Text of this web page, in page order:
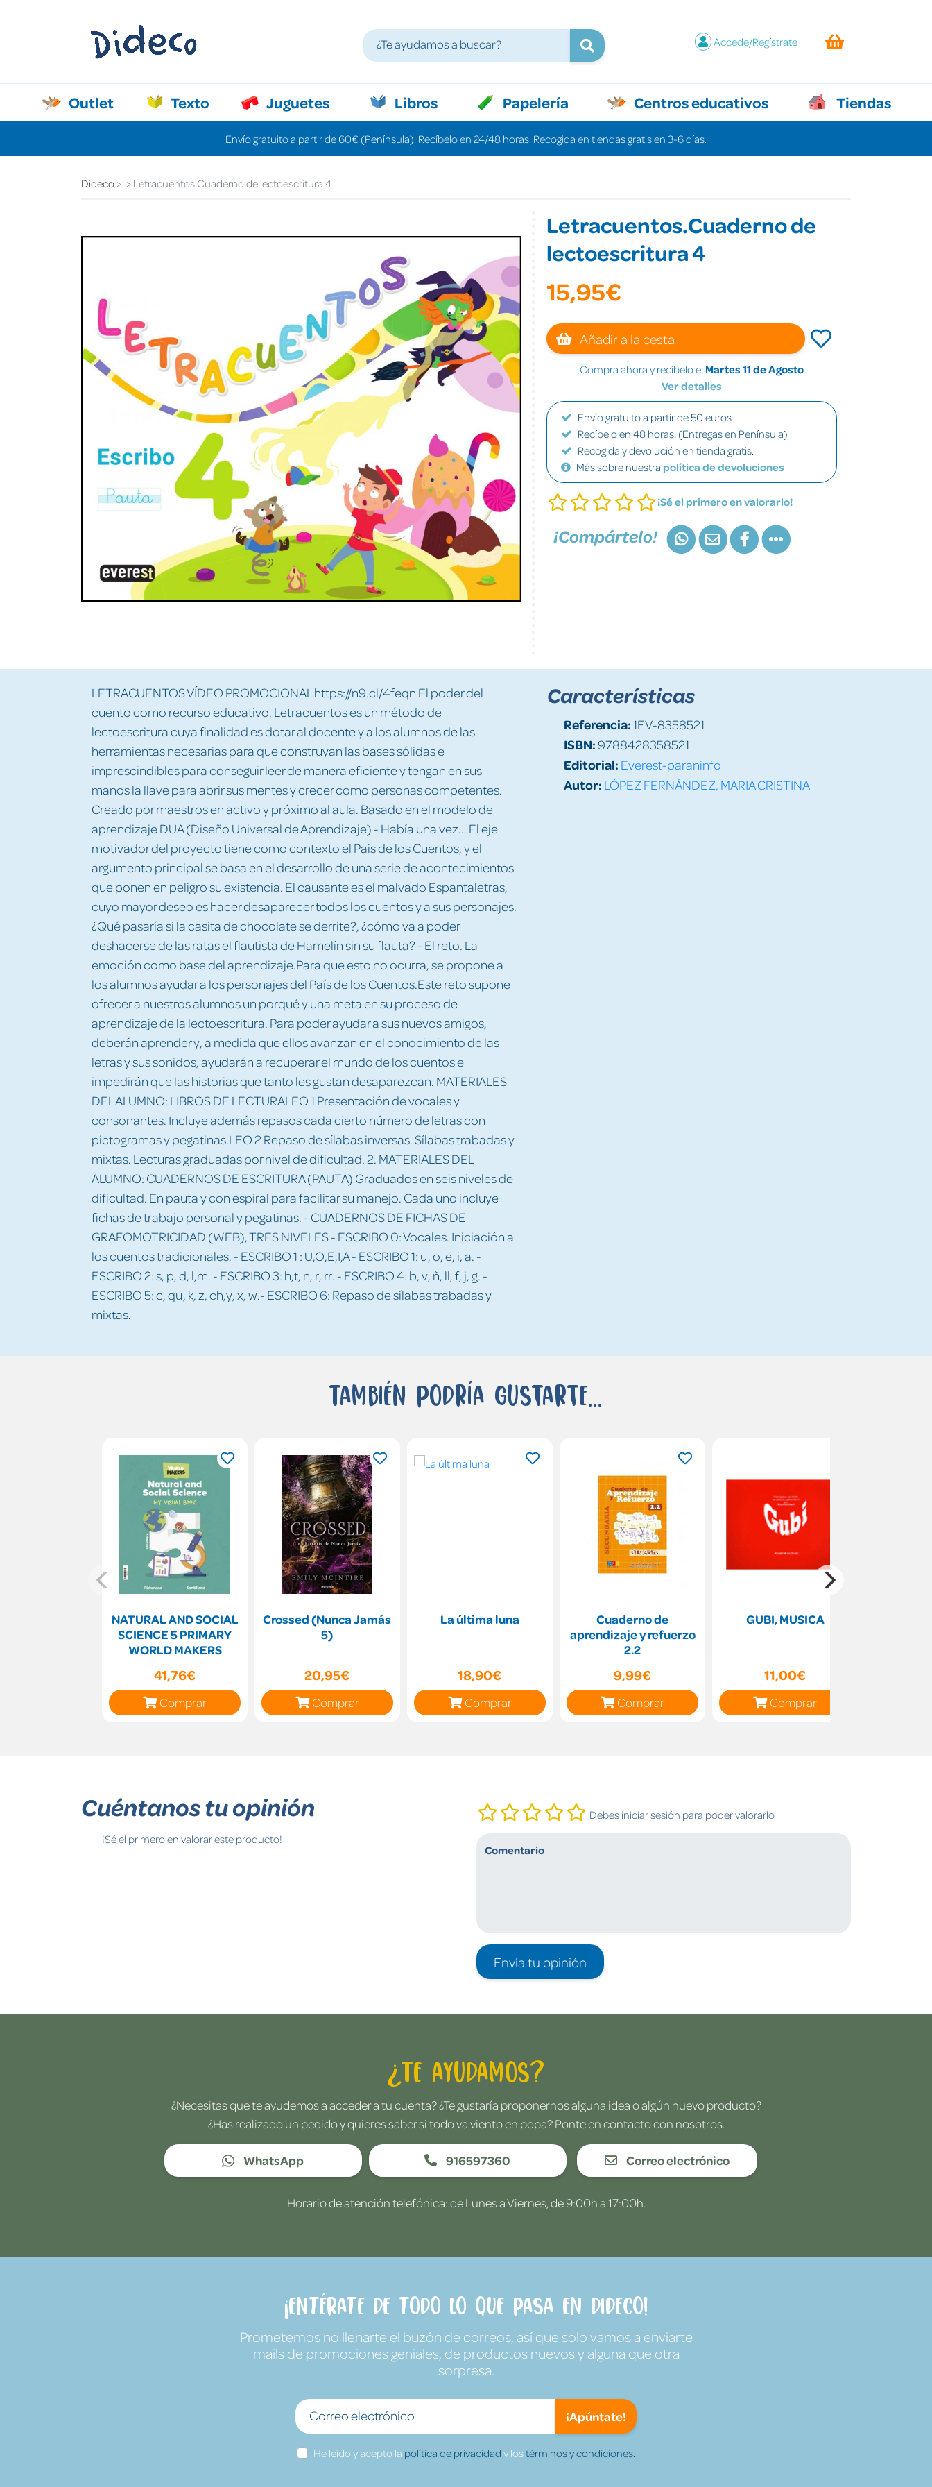
Accede/Regístrate
Outlet Texto Juguetes Libros Papelería Centros educativos Tiendas
Envío gratuito a partir de 60€ (Península). Recíbelo en 24/48 horas. Recogida en tiendas gratis en 3-6 días.
Dideco Letracuentos.Cuaderno de lectoescritura 4
Letracuentos.Cuaderno de
lectoescritura 4
15,95€
Añadir a la cesta
Compra ahora y recíbelo el Martes 11 de Agosto
Ver detalles
Envío gratuito a partir de 50 euros.
Recíbelo en 48 horas. (Entregas en Península)
Recogida y devolución en tienda gratis.
Más sobre nuestra política de devoluciones
¡Sé el primero en valorarlo!
¡Compártelo!
LETRACUENTOS VÍDEO PROMOCIONAL https://n9.cl/4feqn El poder del
cuento como recurso educativo. Letracuentos es un método de
lectoescritura cuya finalidad es dotar al docente y a los alumnos de las
herramientas necesarias para que construyan las bases sólidas e
imprescindibles para conseguir leer de manera eficiente y tengan en sus
manos la llave para abrir sus mentes y crecer como personas competentes.
Creado por maestros en activo y próximo al aula. Basado en el modelo de
aprendizaje DUA (Diseño Universal de Aprendizaje) - Había una vez... El eje
motivador del proyecto tiene como contexto el País de los Cuentos, y el
argumento principal se basa en el desarrollo de una serie de acontecimientos
que ponen en peligro su existencia. El causante es el malvado Espantaletras,
cuyo mayor deseo es hacer desaparecer todos los cuentos y a sus personajes.
¿Qué pasaría si la casita de chocolate se derrite?, ¿cómo va a poder
deshacerse de las ratas el flautista de Hamelín sin su flauta? - El reto. La
emoción como base del aprendizaje.Para que esto no ocurra, se propone a
los alumnos ayudar a los personajes del País de los Cuentos.Este reto supone
ofrecer a nuestros alumnos un porqué y una meta en su proceso de
aprendizaje de la lectoescritura. Para poder ayudar a sus nuevos amigos,
deberán aprender y, a medida que ellos avanzan en el conocimiento de las
letras y sus sonidos, ayudarán a recuperar el mundo de los cuentos e
impedirán que las historias que tanto les gustan desaparezcan. MATERIALES
DEL ALUMNO: LIBROS DE LECTURALEO 1 Presentación de vocales y
consonantes. Incluye además repasos cada cierto número de letras con
pictogramas y pegatinas.LEO 2 Repaso de sílabas inversas. Sílabas trabadas y
mixtas. Lecturas graduadas por nivel de dificultad. 2. MATERIALES DEL
ALUMNO: CUADERNOS DE ESCRITURA (PAUTA) Graduados en seis niveles de
dificultad. En pauta y con espiral para facilitar su manejo. Cada uno incluye
fichas de trabajo personal y pegatinas. - CUADERNOS DE FICHAS DE
GRAFOMOTRICIDAD (WEB), TRES NIVELES - ESCRIBO 0: Vocales. Iniciación a
los cuentos tradicionales. - ESCRIBO 1 : U,O,E,I,A - ESCRIBO 1: u, o, e, i, a. -
ESCRIBO 2: s, p, d, l,m. - ESCRIBO 3: h,t, n, r, rr. - ESCRIBO 4: b, v, ñ, ll, f, j, g. -
ESCRIBO 5: c, qu, k, z, ch,y, x, w.- ESCRIBO 6: Repaso de sílabas trabadas y
mixtas.
Características
Referencia:1EV-8358521
ISBN:9788428358521
Editorial: Everest-paraninfo
Autor: LÓPEZ FERNÁNDEZ, MARIA CRISTINA
También podría gustarte...
NATURAL AND SOCIAL
SCIENCE 5 PRIMARY
WORLD MAKERS
41,76€
Comprar
Crossed (Nunca Jamás
5)
20,95€
Comprar
La última luna
18,90€
Comprar
Cuaderno de
aprendizaje y refuerzo
2.2
9,99€
Comprar
GUBI, MUSICA
11,00€
Comprar
Cuéntanos tu opinión
¡Sé el primero en valorar este producto!
Debes iniciar sesión para poder valorarlo
Envía tu opinión
¿Te ayudamos?
¿Necesitas que te ayudemos a acceder a tu cuenta? ¿Te gustaría proponernos alguna idea o algún nuevo producto?
¿Has realizado un pedido y quieres saber si todo va viento en popa? Ponte en contacto con nosotros.
WhatsApp 916597360 Correo electrónico
Horario de atención telefónica: de Lunes a Viernes, de 9:00h a 17:00h.
¡Entérate de todo lo que pasa en Dideco!
Prometemos no llenarte el buzón de correos, así que solo vamos a enviarte
mails de promociones geniales, de productos nuevos y alguna que otra
sorpresa.
¡Apúntate!
He leído y acepto la política de privacidad y lostérminos y condiciones.